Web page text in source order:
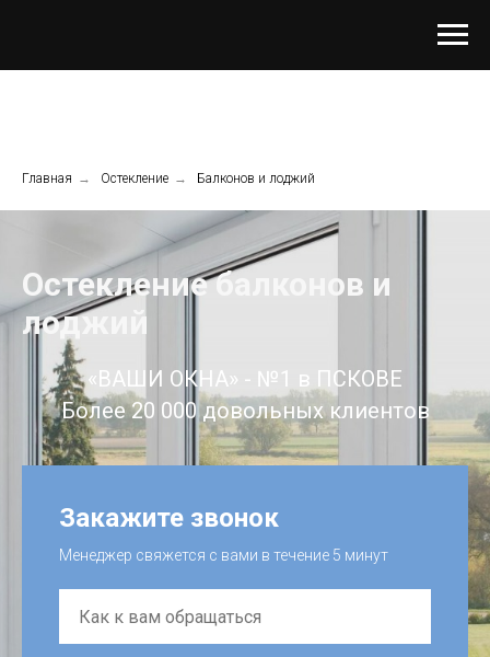
Главная → Остекление → Балконов и лоджий
Остекление балконов и
лоджий
«ВАШИ ОКНА» - №1 в ПСКОВЕ
Более 20 000 довольных клиентов
Закажите звонок
Менеджер свяжется с вами в течение 5 минут